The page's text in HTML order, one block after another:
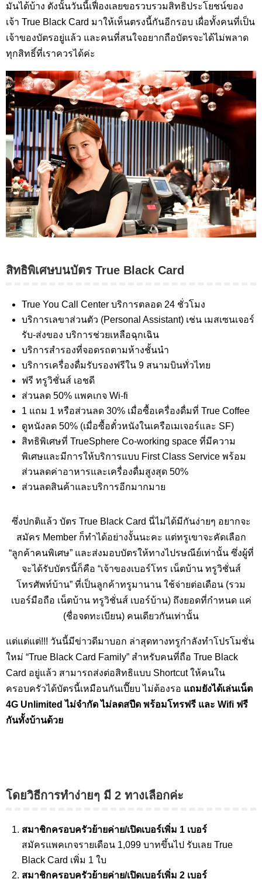
มันได้บ้าง ดังนั้นวันนี้เฟื่องเลยขอรวบรวมสิทธิประโยชน์ของ
เจ้า True Black Card มาให้เห็นตรงนี้กันอีกรอบ เผื่อทั้งคนที่เป็น
เจ้าของบัตรอยู่แล้ว และคนที่สนใจอยากถือบัตรจะได้ไม่พลาด
ทุกสิทธิ์ที่เราควรได้ค่ะ
สิทธิพิเศษบนบัตร True Black Card
True You Call Center บริการตลอด 24 ชั่วโมง
บริการเลขาส่วนตัว (Personal Assistant) เช่น เมสเซนเจอร์
รับ-ส่งของ บริการช่วยเหลือฉุกเฉิน
บริการสำรองที่จอดรถตามห้างชั้นนำ
บริการเครื่องดื่มรับรองฟรีใน 9 สนามบินทั่วไทย
ฟรี ทรูวิชั่นส์ เอชดี
ส่วนลด 50% แพคเกจ Wi-fi
1 แถม 1 หรือส่วนลด 30% เมื่อซื้อเครื่องดื่มที่ True Coffee
ดูหนังลด 50% (เมื่อซื้อตั๋วหนังในเครือเมเจอร์และ SF)
สิทธิพิเศษที่ TrueSphere Co-working space ที่มีความ
พิเศษและมีการให้บริการแบบ First Class Service พร้อม
ส่วนลดค่าอาหารและเครื่องดื่มสูงสุด 50%
ส่วนลดสินค้าและบริการอีกมากมาย
ซึ่งปกติแล้ว บัตร True Black Card นี่ไม่ได้มีกันง่ายๆ อยากจะ
สมัคร Member ก็ทำได้อย่างงั้นนะคะ แต่ทรูเขาจะคัดเลือก
“ลูกค้าคนพิเศษ” และส่งมอบบัตรให้ทางไปรษณีย์เท่านั้น ซึ่งผู้ที่
จะได้รับบัตรนี้ก็คือ “เจ้าของเบอร์โทร เน็ตบ้าน ทรูวิชั่นส์
โทรศัพท์บ้าน” ที่เป็นลูกค้าทรูมานาน ใช้จ่ายต่อเดือน (รวม
เบอร์มือถือ เน็ตบ้าน ทรูวิชั่นส์ เบอร์บ้าน) ถึงยอดที่กำหนด แค่
(ชื่อจดทะเบียน) คนเดียวกันเท่านั้น
แต่แต่แต่!!! วันนี้มีข่าวดีมาบอก ล่าสุดทางทรูกำลังทำโปรโมชั่น
ใหม่ “True Black Card Family” สำหรับคนที่ถือ True Black
Card อยู่แล้ว สามารถส่งต่อสิทธิแบบ Shortcut ให้คนใน
ครอบครัวได้บัตรนี้เหมือนกันเปี๊ยบ ไม่ต้องรอ แถมยังได้เล่นเน็ต
4G Unlimited ไม่จำกัด ไม่ลดสปีด พร้อมโทรฟรี และ Wifi ฟรี
กันทั้งบ้านด้วย
โดยวิธีการทำง่ายๆ มี 2 ทางเลือกค่ะ
สมาชิกครอบครัวย้ายค่าย/เปิดเบอร์เพิ่ม 1 เบอร์
สมัครแพคเกจรายเดือน 1,099 บาทขึ้นไป รับเลย True
Black Card เพิ่ม 1 ใบ
สมาชิกครอบครัวย้ายค่าย/เปิดเบอร์เพิ่ม2 เบอร์